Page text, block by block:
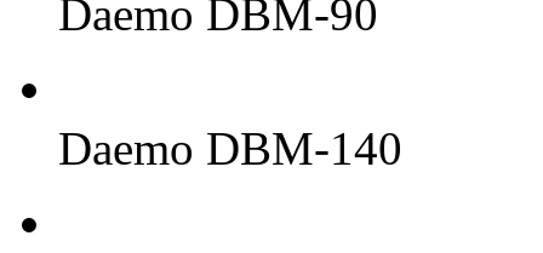
Daemo DBM-90
Daemo DBM-140